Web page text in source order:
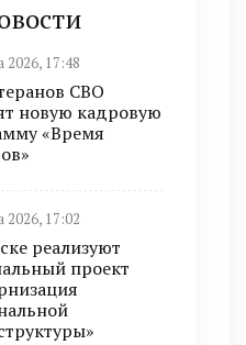
2026, 17:48
СВО
новую кадровую
«Время
2026, 17:02
реализуют
проект